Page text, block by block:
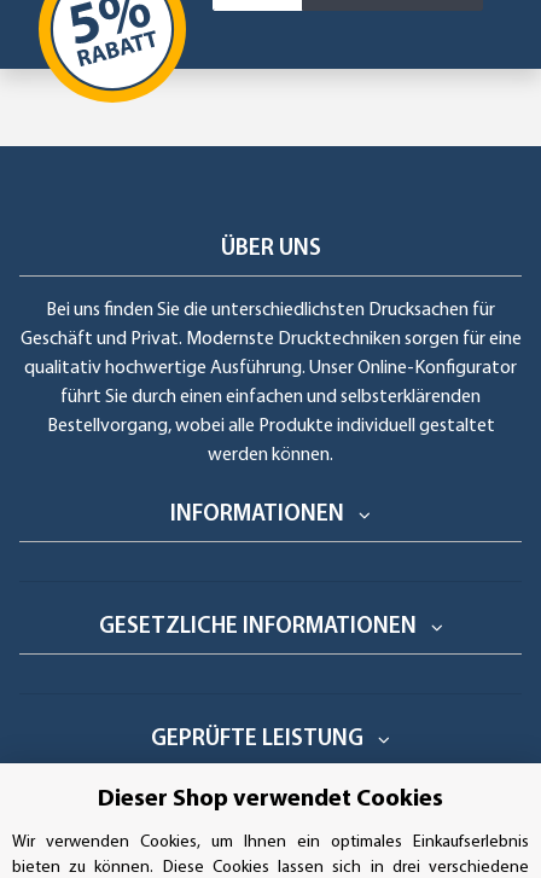
ÜBER UNS
Bei uns finden Sie die unterschiedlichsten Drucksachen für
Geschäft und Privat. Modernste Drucktechniken sorgen für eine
qualitativ hochwertige Ausführung. Unser Online-Konfigurator
führt Sie durch einen einfachen und selbsterklärenden
Bestellvorgang, wobei alle Produkte individuell gestaltet
werden können.
INFORMATIONEN
GESETZLICHE INFORMATIONEN
GEPRÜFTE LEISTUNG
AUFKLEBERDEALER STORE
Dieser Shop verwendet Cookies
Wir verwenden Cookies, um Ihnen ein optimales Einkaufserlebnis
bieten zu können. Diese Cookies lassen sich in drei verschiedene